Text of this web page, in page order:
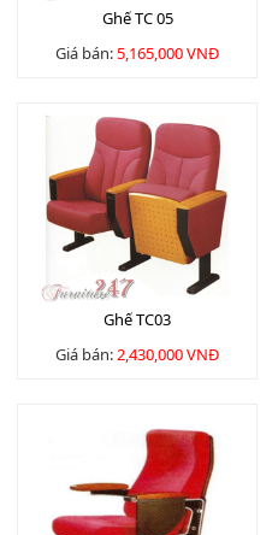
Ghế TC 05
Giá bán:5,165,000 VNĐ
Ghế TC03
Giá bán:2,430,000 VNĐ